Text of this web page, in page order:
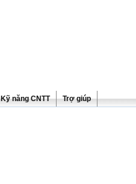
Kỹ năng CNTT Trợ giúp